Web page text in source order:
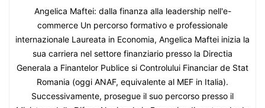
Angelica Maftei: dalla finanza alla leadership nell'e-
commerce Un percorso formativo e professionale
internazionale Laureata in Economia, Angelica Maftei inizia la
sua carriera nel settore finanziario presso la Directia
Generala a Finantelor Publice si Controlului Financiar de Stat
Romania (oggi ANAF, equivalente al MEF in Italia).
Successivamente, prosegue il suo percorso presso il